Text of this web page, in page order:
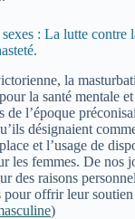
: La lutte contre
la
la santé mentale
de l’époque
désignaient
et l’usage de
les femmes. De nos
des raisons
pour offrir leur
)